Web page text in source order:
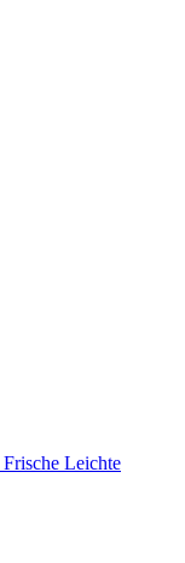
Frische Leichte